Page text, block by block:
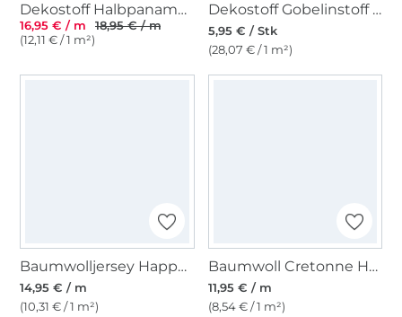
Dekostoff Halbpanama Little Sheep, beige
16,95 € / m
18,95 € / m
(12,11 € / 1 m²)
Dekostoff Gobelinstoff Panel Dogs Ride, 46 x 46 cm
5,95 € / Stk
(28,07 € / 1 m²)
Baumwolljersey Happy Zoo, jeansblau
14,95 € / m
(10,31 € / 1 m²)
Baumwoll Cretonne Hunde, beige
11,95 € / m
(8,54 € / 1 m²)